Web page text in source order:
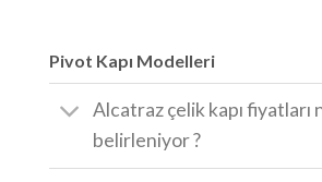
Pivot Kapı Modelleri
Alcatraz çelik kapı fiyatları
belirleniyor ?